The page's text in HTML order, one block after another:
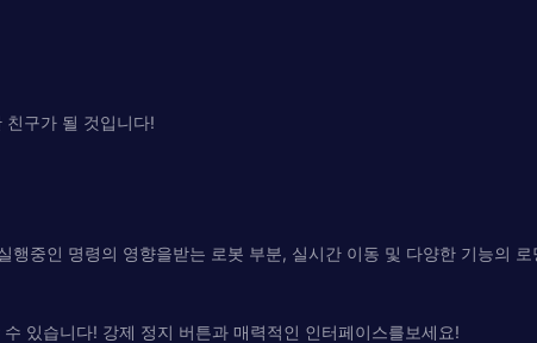
구가 될 것입니다!
중인 명령의 영향을받는 로봇 부분, 실시간 이동 및 다양한 기능의
있습니다! 강제 정지 버튼과 매력적인 인터페이스를보세요!